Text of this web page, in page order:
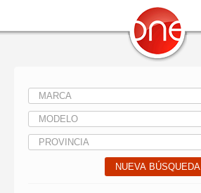
NUEVA BÚSQUEDA